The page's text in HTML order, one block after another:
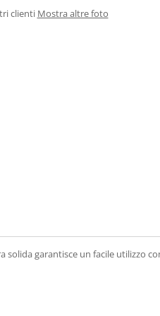
clienti Mostra altre foto
garantisce un facile utilizzo